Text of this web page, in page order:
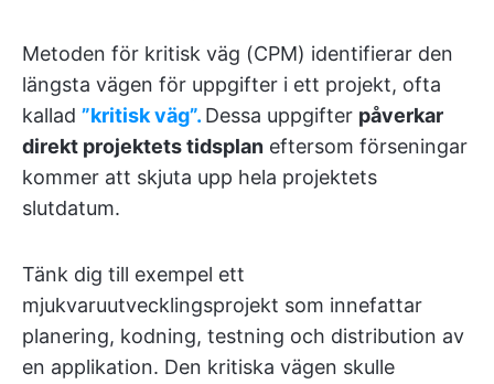
Metoden för kritisk väg (CPM) identifierar den
längsta vägen för uppgifter i ett projekt, ofta
kallad ”kritisk väg”. Dessa uppgifter påverkar
direkt projektets tidsplan eftersom förseningar
kommer att skjuta upp hela projektets
slutdatum.
Tänk dig till exempel ett
mjukvaruutvecklingsprojekt som innefattar
planering, kodning, testning och distribution av
en applikation. Den kritiska vägen skulle